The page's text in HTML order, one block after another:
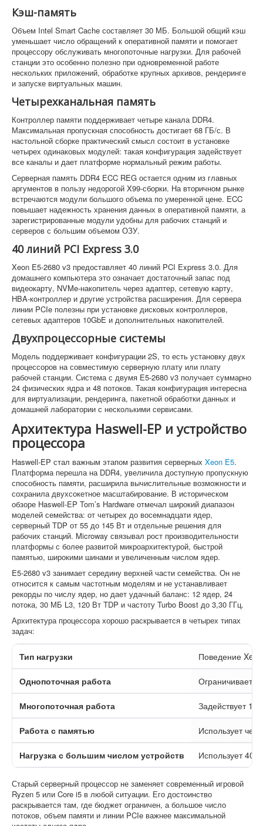
Кэш-память
Объем Intel Smart Cache составляет 30 МБ. Большой общий кэш
уменьшает число обращений к оперативной памяти и помогает
процессору обслуживать многопоточные нагрузки. Для рабочей
станции это особенно полезно при одновременной работе
нескольких приложений, обработке крупных архивов, рендеринге
и запуске виртуальных машин.
Четырехканальная память
Контроллер памяти поддерживает четыре канала DDR4.
Максимальная пропускная способность достигает 68 ГБ/с. В
настольной сборке практический смысл состоит в установке
четырех одинаковых модулей: такая конфигурация задействует
все каналы и дает платформе нормальный режим работы.
Серверная память DDR4 ECC REG остается одним из главных
аргументов в пользу недорогой X99-сборки. На вторичном рынке
встречаются модули большого объема по умеренной цене. ECC
повышает надежность хранения данных в оперативной памяти, а
зарегистрированные модули удобны для рабочих станций и
серверов с большим объемом ОЗУ.
40 линий PCI Express 3.0
Xeon E5-2680 v3 предоставляет 40 линий PCI Express 3.0. Для
домашнего компьютера это означает достаточный запас под
видеокарту, NVMe-накопитель через адаптер, сетевую карту,
HBA-контроллер и другие устройства расширения. Для сервера
линии PCIe полезны при установке дисковых контроллеров,
сетевых адаптеров 10GbE и дополнительных накопителей.
Двухпроцессорные системы
Модель поддерживает конфигурации 2S, то есть установку двух
процессоров на совместимую серверную плату или плату
рабочей станции. Система с двумя E5-2680 v3 получает суммарно
24 физических ядра и 48 потоков. Такая конфигурация интересна
для виртуализации, рендеринга, пакетной обработки данных и
домашней лаборатории с несколькими сервисами.
Архитектура Haswell-EP и устройство
процессора
Haswell-EP стал важным этапом развития серверных Xeon E5.
Платформа перешла на DDR4, увеличила доступную пропускную
способность памяти, расширила вычислительные возможности и
сохранила двухсокетное масштабирование. В историческом
обзоре Haswell-EP Tom’s Hardware отмечал широкий диапазон
моделей семейства: от четырех до восемнадцати ядер,
серверный TDP от 55 до 145 Вт и отдельные решения для
рабочих станций. Microway связывал рост производительности
платформы с более развитой микроархитектурой, быстрой
памятью, широкими шинами и увеличенным числом ядер.
E5-2680 v3 занимает середину верхней части семейства. Он не
относится к самым частотным моделям и не устанавливает
рекорды по числу ядер, но дает удачный баланс: 12 ядер, 24
потока, 30 МБ L3, 120 Вт TDP и частоту Turbo Boost до 3,30 ГГц.
Архитектура процессора хорошо раскрывается в четырех типах
задач:
Тип нагрузки Поведение
Однопоточная работа
Многопоточная работа Задействует 12
Работа с памятью Использует
Нагрузка с большим числом устройств Использует 40
Старый серверный процессор не заменяет современный игровой
Ryzen 5 или Core i5 в любой ситуации. Его достоинство
раскрывается там, где бюджет ограничен, а большое число
потоков, объем памяти и линии PCIe важнее максимальной